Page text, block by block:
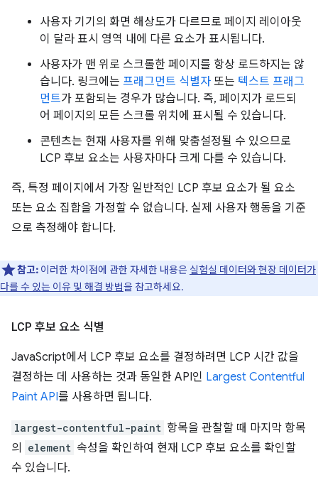
사용자 기기의 화면 해상도가 다르므로 페이지 레이아웃
이 달라 표시 영역 내에 다른 요소가 표시됩니다.
사용자가 맨 위로 스크롤한 페이지를 항상 로드하지는 않
습니다. 링크에는 프래그먼트 식별자 또는 텍스트 프래그
먼트가 포함되는 경우가 많습니다. 즉, 페이지가 로드되
어 페이지의 모든 스크롤 위치에 표시될 수 있습니다.
콘텐츠는 현재 사용자를 위해 맞춤설정될 수 있으므로
LCP 후보 요소는 사용자마다 크게 다를 수 있습니다.
즉, 특정 페이지에서 가장 일반적인 LCP 후보 요소가 될 요소
또는 요소 집합을 가정할 수 없습니다. 실제 사용자 행동을 기준
으로 측정해야 합니다.
참고: 이러한 차이점에 관한 자세한 내용은 실험실 데이터와 현장 데이터가
다를 수 있는 이유 및 해결 방법을 참고하세요.
LCP 후보 요소 식별
JavaScript에서 LCP 후보 요소를 결정하려면 LCP 시간 값을
결정하는 데 사용하는 것과 동일한 API인 Largest Contentful
Paint API를 사용하면 됩니다.
largest-contentful-paint 항목을 관찰할 때 마지막 항목
의
element 속성을 확인하여 현재 LCP 후보 요소를 확인할
수 있습니다.